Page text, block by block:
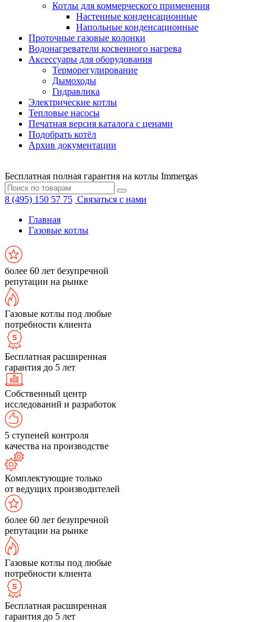
Котлы для коммерческого применения
Настенные конденсационные
Напольные конденсационные
Проточные газовые колонки
Водонагреватели косвенного нагрева
Аксессуары для оборудования
Терморегулирование
Дымоходы
Гидравлика
Электрические котлы
Тепловые насосы
Печатная версия каталога с ценами
Подобрать котёл
Архив документации
Бесплатная полная гарантия на котлы Immergas
8 (495) 150 57 75 Связаться с нами
Главная
Газовые котлы
более 60 лет безупречной
репутации на рынке
Газовые котлы под любые
потребности клиента
Бесплатная расширенная
гарантия до 5 лет
Собственный центр
исследований и разработок
5 ступеней контроля
качества на производстве
Комплектующие только
от ведущих производителей
более 60 лет безупречной
репутации на рынке
Газовые котлы под любые
потребности клиента
Бесплатная расширенная
гарантия до 5 лет